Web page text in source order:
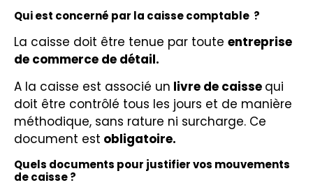
Qui est concerné par la caisse comptable ?
La caisse doit être tenue par toute entreprise
de commerce de détail.
A la caisse est associé un livre de caisse qui
doit être contrôlé tous les jours et de manière
méthodique, sans rature ni surcharge. Ce
document est obligatoire.
Quels documents pour justifier vos mouvements
de caisse ?